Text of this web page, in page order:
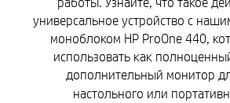
универсальное устройство с
моноблоком HP ProOne 440,
использовать как
дополнительный монитор
настольного или